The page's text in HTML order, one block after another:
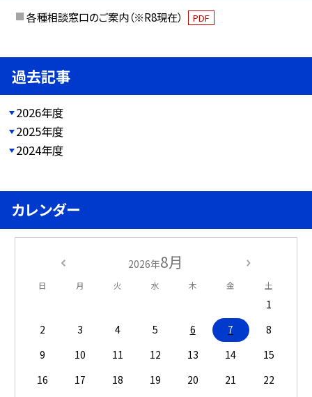
各種相談窓口のご案内（※R8現在） PDF
過去記事
2026年度
2025年度
2024年度
カレンダー
2026年8月
日 月 火 水 木 金 土
1
2
3 4 5 6 7
8
9
10 11 12 13 14
15
16
17 18 19 20 21
22